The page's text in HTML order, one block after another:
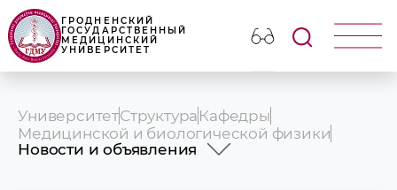
ГРОДНЕНСКИЙ
ГОСУДАРСТВЕННЫЙ
МЕДИЦИНСКИЙ
УНИВЕРСИТЕТ
УниверситетСтруктура Кафедры
Медицинской и биологической физики
Новости и объявления